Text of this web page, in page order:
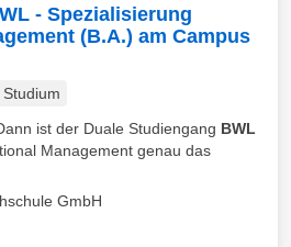
- Spezialisierung
(B.A.) am Campus
ist der Duale Studiengang BWL
Management genau das
GmbH